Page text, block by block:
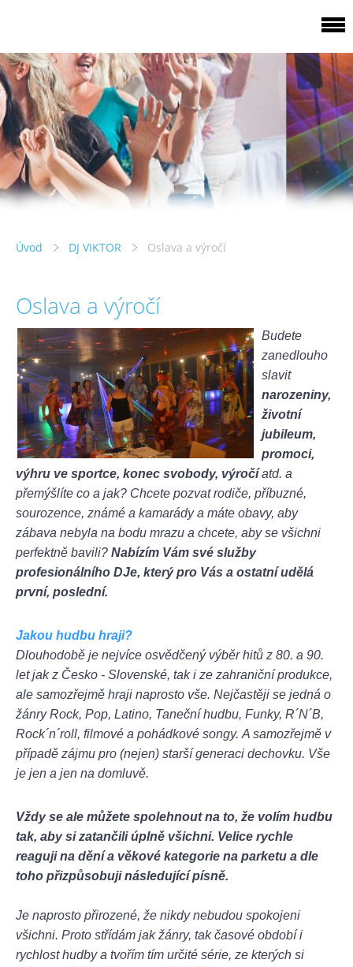
Úvod DJ VIKTOR Oslava a výročí
Oslava a výročí
Budete
zanedlouho
slavit
narozeniny,
životní
jubileum,
promoci,
výhru ve sportce, konec svobody, výročíatd. a
přemýšlíte co a jak? Chcete pozvat rodiče, příbuzné,
sourozence, známé a kamarády a máte obavy, aby
zábava nebyla na bodu mrazu a chcete, aby se všichni
perfektně bavili? Nabízím Vám své služby
profesionálního DJe, který pro Vás a ostatní udělá
první, poslední.
Jakou hudbu hraji?
Dlouhodobě je nejvíce osvědčený výběr hitů z 80. a 90.
let jak z Česko - Slovenské, tak i ze zahraniční produkce,
ale samozřejmě hraji naprosto vše. Nejčastěji se jedná o
žánry Rock, Pop, Latino, Taneční hudbu, Funky, R´N´B,
Rock´n´roll, filmové a pohádkové songy. A samozřejmě v
případě zájmu pro (nejen) starší generaci dechovku. Vše
je jen a jen na domluvě.
Vždy se ale můžete spolehnout na to, že volím hudbu
tak, aby si zatančili úplně všichni. Velice rychle
reaguji na dění a věkové kategorie na parketu a dle
toho přizpůsobuji následující písně.
Je naprosto přirozené, že nikdy nebudou spokojeni
všichni. Proto střídám jak žánry, tak časové období i
rychlost hudby a tvořím tím určité série, ze kterých si